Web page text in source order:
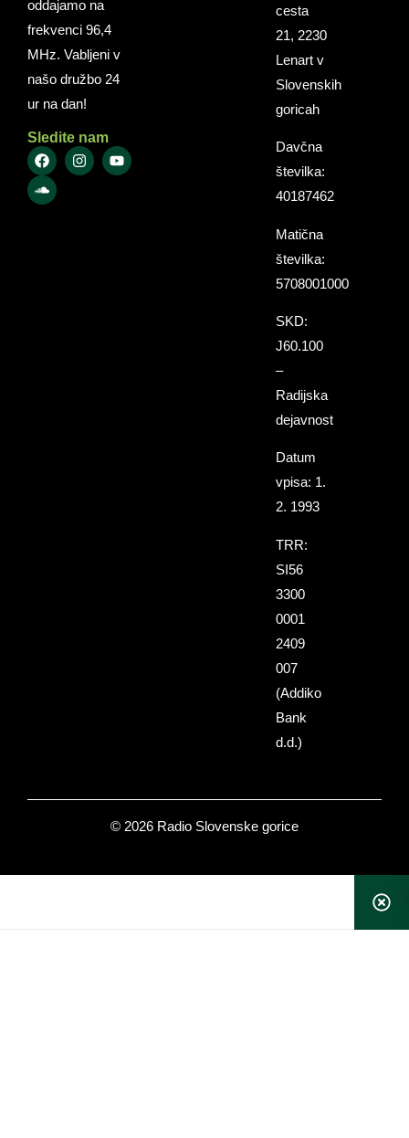
oddajamo na
frekvenci 96,4
MHz. Vabljeni v
našo družbo 24
ur na dan!
Sledite nam
cesta
21, 2230
Lenart v
Slovenskih
goricah
Davčna
številka:
40187462
Matična
številka:
5708001000
SKD:
J60.100
–
Radijska
dejavnost
Datum
vpisa: 1.
2. 1993
TRR:
SI56
3300
0001
2409
007
(Addiko
Bank
d.d.)
© 2026 Radio Slovenske gorice